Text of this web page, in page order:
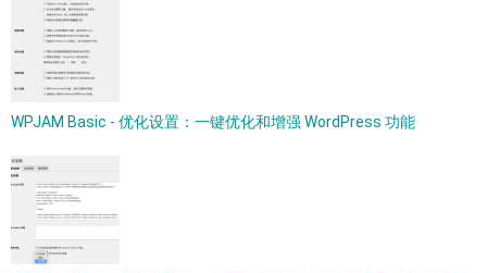
WPJAM Basic - 优化设置：一键优化和增强 WordPress 功能